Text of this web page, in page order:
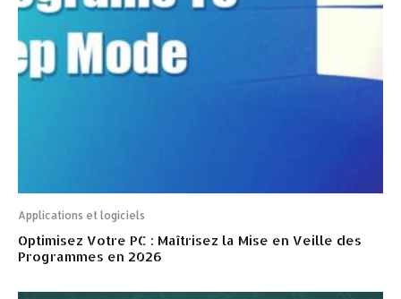
Applications et logiciels
Optimisez Votre PC : Maîtrisez la Mise en Veille des
Programmes en 2026